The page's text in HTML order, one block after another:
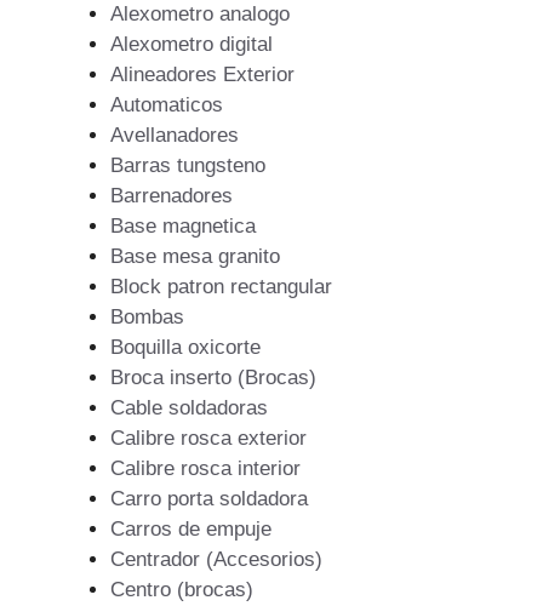
Alexometro analogo
Alexometro digital
Alineadores Exterior
Automaticos
Avellanadores
Barras tungsteno
Barrenadores
Base magnetica
Base mesa granito
Block patron rectangular
Bombas
Boquilla oxicorte
Broca inserto (Brocas)
Cable soldadoras
Calibre rosca exterior
Calibre rosca interior
Carro porta soldadora
Carros de empuje
Centrador (Accesorios)
Centro (brocas)